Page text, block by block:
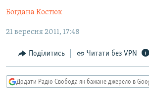
основної
Перейти
пошуку
ЕКОНОМІКА
СУСПІЛЬСТВО
КУЛЬТУРА
УКРАЇНА
РОСІЙСЬКА «ФІЛЬТРАЦІЯ»
ДОНБАС.РЕАЛІЇ
КРИМ.РЕАЛІЇ
СХЕМИ
Богдана Костюк
21 вересня 2011, 17:48
Поділитись Читати без VPN
Додати Радіо Свобода як бажане джерело в